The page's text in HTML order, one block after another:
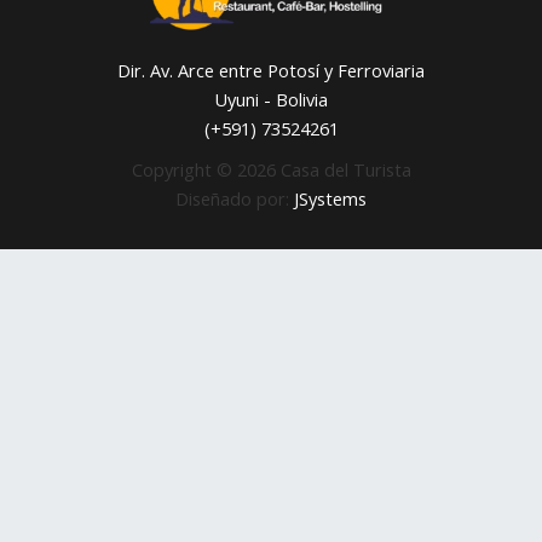
Dir. Av. Arce entre Potosí y Ferroviaria
Uyuni - Bolivia
(+591) 73524261
Copyright © 2026 Casa del Turista
Diseñado por: JSystems